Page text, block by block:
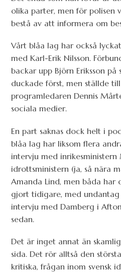
olika parter, men för polisen
bestå av att informera om
Vårt blåa lag har också
med Karl-Erik Nilsson.
backar upp Björn Eriksson
duckade först, men ställde
programledaren Dennis
sociala medier.
En part saknas dock helt i
blåa lag har liksom flera
intervju med
idrottsministern (ja, så nära
Amanda Lind, men båda har
gjort tidigare, med
intervju med Damberg i
sedan.
Det är inget annat än
sida. Det rör alltså den
kritiska, frågan inom svensk